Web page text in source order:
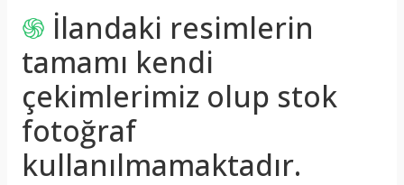
֍ İlandaki resimlerin
tamamı kendi
çekimlerimiz olup stok
fotoğraf
kullanılmamaktadır.